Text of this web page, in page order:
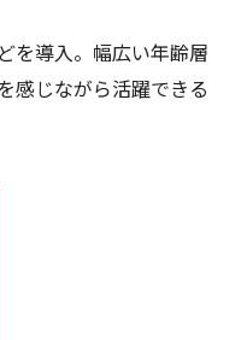
を導入。幅広い年齢層
感じながら活躍できる